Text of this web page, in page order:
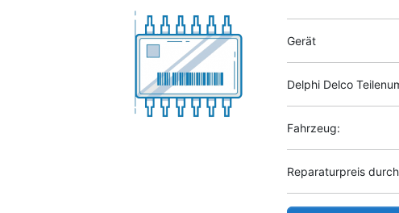
Gerät
Delphi Delco
Fahrzeug:
Reparaturpreis